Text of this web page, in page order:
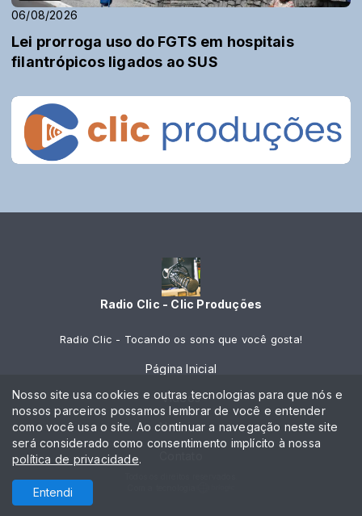
06/08/2026
Lei prorroga uso do FGTS em hospitais
filantrópicos ligados ao SUS
Radio Clic - Clic Produções
Radio Clic - Tocando os sons que você gosta!
Página Inicial
Vídeos
Notícias
Nosso site usa cookies e outras tecnologias para que nós e
nossos parceiros possamos lembrar de você e entender
como você usa o site. Ao continuar a navegação neste site
será considerado como consentimento implícito à nossa
política de privacidade.
Entendi